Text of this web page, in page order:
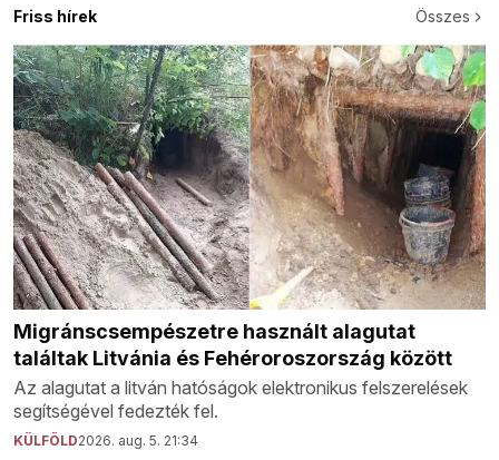
Friss hírek Összes
Migránscsempészetre használt alagutat
találtak Litvánia és Fehéroroszország között
Az alagutat a litván hatóságok elektronikus felszerelések
segítségével fedezték fel.
KÜLFÖLD2026. aug. 5. 21:34